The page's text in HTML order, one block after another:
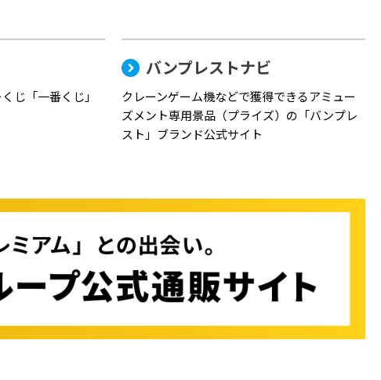
じ「一番くじ」
バンプレストナビ
クレーンゲーム機などで獲得できるアミュー
ズメント専用景品（プライズ）の「バンプレ
スト」ブランド公式サイト